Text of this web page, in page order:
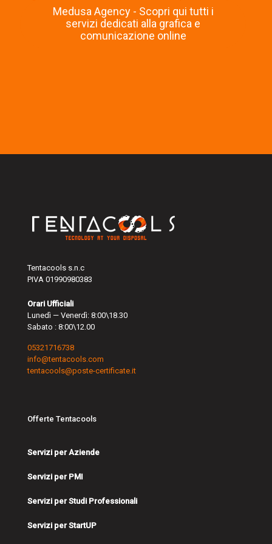
Medusa Agency - Scopri qui tutti i
servizi dedicati alla grafica e
comunicazione online
Tentacools s.n.c
PIVA 01990980383
Orari Ufficiali
Lunedì — Venerdì: 8:00\18.30
Sabato : 8:00\12.00
05321716738
info@tentacools.com
tentacools@poste-certificate.it
Offerte Tentacools
Servizi per Aziende
Servizi per PMI
Servizi per Studi Professionali
Servizi per StartUP